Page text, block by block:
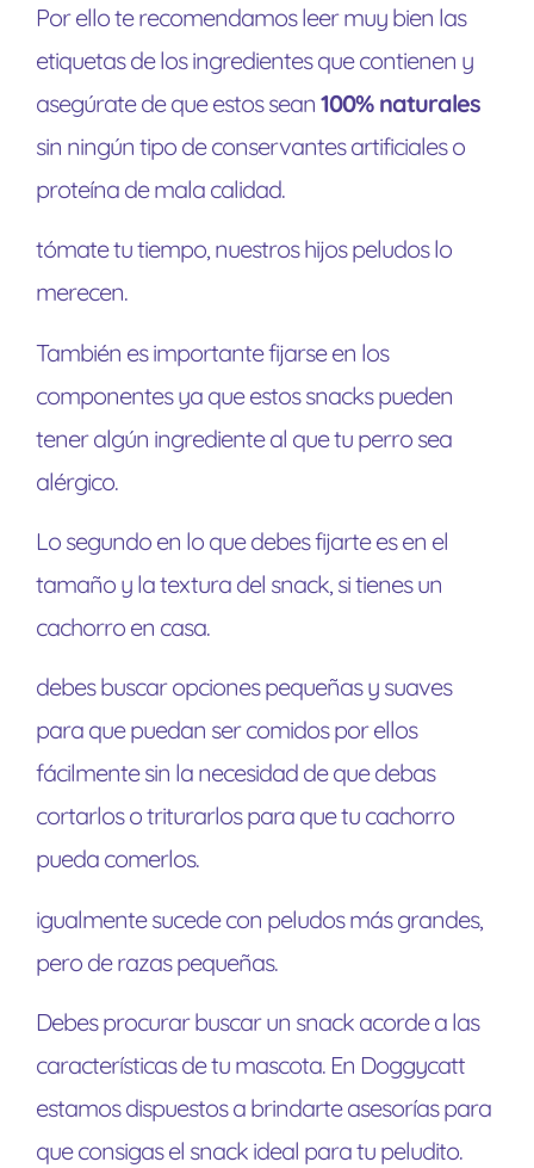
Por ello te recomendamos leer muy bien las
etiquetas de los ingredientes que contienen y
asegúrate de que estos sean 100% naturales
sin ningún tipo de conservantes artificiales o
proteína de mala calidad.
tómate tu tiempo, nuestros hijos peludos lo
merecen.
También es importante fijarse en los
componentes ya que estos snacks pueden
tener algún ingrediente al que tu perro sea
alérgico.
Lo segundo en lo que debes fijarte es en el
tamaño y la textura del snack, si tienes un
cachorro en casa.
debes buscar opciones pequeñas y suaves
para que puedan ser comidos por ellos
fácilmente sin la necesidad de que debas
cortarlos o triturarlos para que tu cachorro
pueda comerlos.
igualmente sucede con peludos más grandes,
pero de razas pequeñas.
Debes procurar buscar un snack acorde a las
características de tu mascota. En Doggycatt
estamos dispuestos a brindarte asesorías para
que consigas el snack ideal para tu peludito.